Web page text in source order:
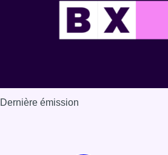
Dernière émission